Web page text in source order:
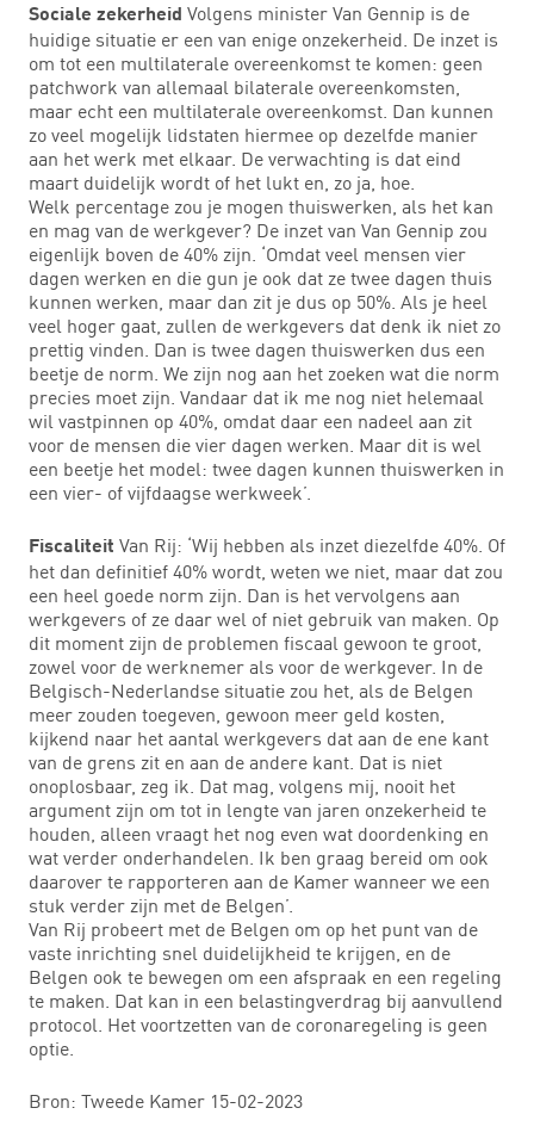
Sociale zekerheid Volgens minister Van Gennip is de
huidige situatie er een van enige onzekerheid. De inzet is
om tot een multilaterale overeenkomst te komen: geen
patchwork van allemaal bilaterale overeenkomsten,
maar echt een multilaterale overeenkomst. Dan kunnen
zo veel mogelijk lidstaten hiermee op dezelfde manier
aan het werk met elkaar. De verwachting is dat eind
maart duidelijk wordt of het lukt en, zo ja, hoe.
Welk percentage zou je mogen thuiswerken, als het kan
en mag van de werkgever? De inzet van Van Gennip zou
eigenlijk boven de 40% zijn. ‘Omdat veel mensen vier
dagen werken en die gun je ook dat ze twee dagen thuis
kunnen werken, maar dan zit je dus op 50%. Als je heel
veel hoger gaat, zullen de werkgevers dat denk ik niet zo
prettig vinden. Dan is twee dagen thuiswerken dus een
beetje de norm. We zijn nog aan het zoeken wat die norm
precies moet zijn. Vandaar dat ik me nog niet helemaal
wil vastpinnen op 40%, omdat daar een nadeel aan zit
voor de mensen die vier dagen werken. Maar dit is wel
een beetje het model: twee dagen kunnen thuiswerken in
een vier- of vijfdaagse werkweek’.
Fiscaliteit Van Rij: ‘Wij hebben als inzet diezelfde 40%. Of
het dan definitief 40% wordt, weten we niet, maar dat zou
een heel goede norm zijn. Dan is het vervolgens aan
werkgevers of ze daar wel of niet gebruik van maken. Op
dit moment zijn de problemen fiscaal gewoon te groot,
zowel voor de werknemer als voor de werkgever. In de
Belgisch-Nederlandse situatie zou het, als de Belgen
meer zouden toegeven, gewoon meer geld kosten,
kijkend naar het aantal werkgevers dat aan de ene kant
van de grens zit en aan de andere kant. Dat is niet
onoplosbaar, zeg ik. Dat mag, volgens mij, nooit het
argument zijn om tot in lengte van jaren onzekerheid te
houden, alleen vraagt het nog even wat doordenking en
wat verder onderhandelen. Ik ben graag bereid om ook
daarover te rapporteren aan de Kamer wanneer we een
stuk verder zijn met de Belgen’.
Van Rij probeert met de Belgen om op het punt van de
vaste inrichting snel duidelijkheid te krijgen, en de
Belgen ook te bewegen om een afspraak en een regeling
te maken. Dat kan in een belastingverdrag bij aanvullend
protocol. Het voortzetten van de coronaregeling is geen
optie.
Bron: Tweede Kamer 15-02-2023